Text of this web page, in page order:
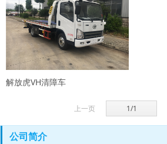
解放虎VH清障车
上一页 1/1
公司简介